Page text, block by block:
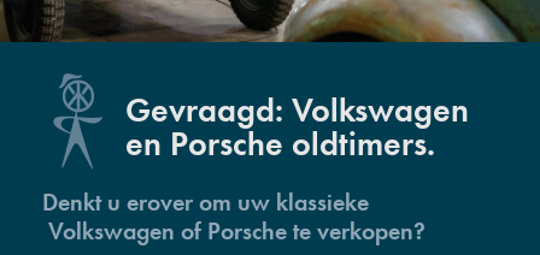
Gevraagd: Volkswagen
en Porsche oldtimers.
Denkt u erover om uw klassieke
Volkswagen of Porsche te verkopen?